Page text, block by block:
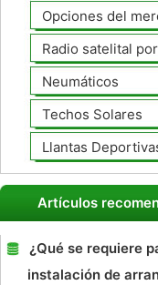
Opciones del
Radio satelital
Neumáticos
Techos Solares
Llantas
Artículos
¿Qué se requiere
instalación de